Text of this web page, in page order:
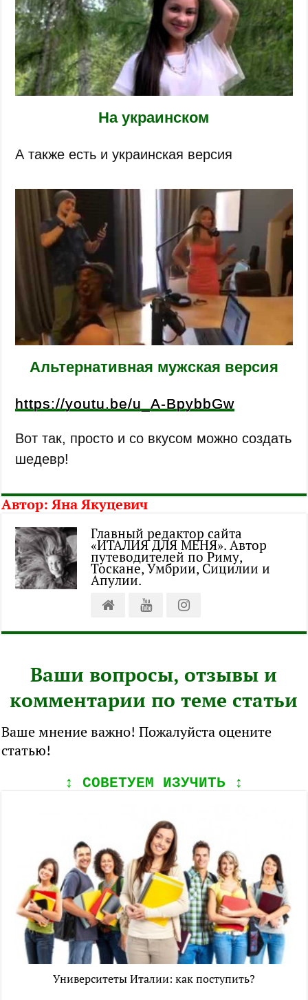
На украинском
А также есть и украинская версия
Альтернативная мужская версия
https://youtu.be/u_A-BpybbGw
Вот так, просто и со вкусом можно создать
шедевр!
Автор:Яна Якуцевич
Главный редактор сайта
«ИТАЛИЯ ДЛЯ МЕНЯ». Автор
путеводителей по Риму,
Тоскане, Умбрии, Сицилии и
Апулии.
Ваши вопросы, отзывы и
комментарии по теме статьи
Ваше мнение важно! Пожалуйста оцените
статью!
↕️ СОВЕТУЕМ ИЗУЧИТЬ ↕️
Университеты Италии: как поступить?